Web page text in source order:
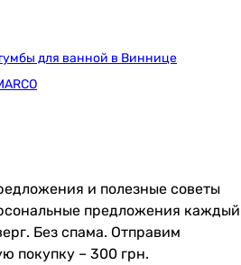
для ванной в Виннице
и полезные советы
предложения каждый
Без спама. Отправим
покупку – 300 грн.